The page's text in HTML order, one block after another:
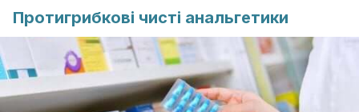
Протигрибкові чисті анальгетики